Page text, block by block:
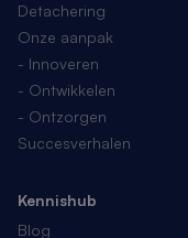
Detachering
Onze aanpak
- Innoveren
- Ontwikkelen
- Ontzorgen
Succesverhalen
Kennishub
Blog